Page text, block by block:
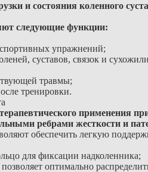
и состояния коленного
следующие функции:
упражнений;
суставов, связок и
травмы;
тренировки.
применения
ребрами жесткости и
обеспечить легкую
для фиксации надколенника;
оптимально